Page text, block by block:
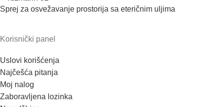
Sprej za osvežavanje prostorija sa eteričnim uljima
Korisnički panel
Uslovi korišćenja
Najčešća pitanja
Moj nalog
Zaboravljena lozinka